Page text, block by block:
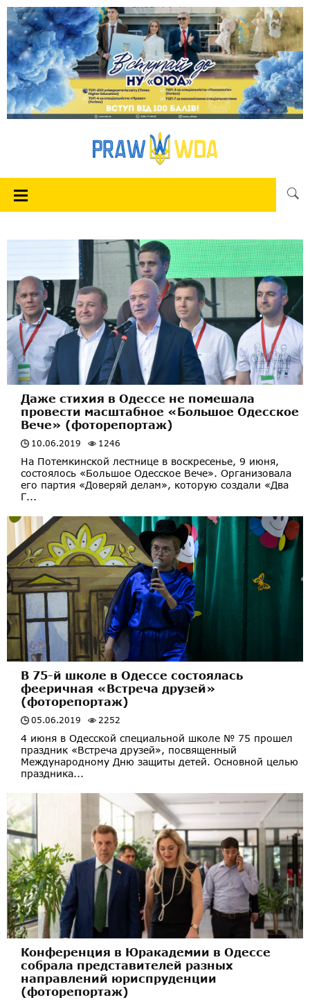
Даже стихия в Одессе не помешала
провести масштабное «Большое Одесское
Вече» (фоторепортаж)
10.06.2019 1246
На Потемкинской лестнице в воскресенье, 9 июня,
состоялось «Большое Одесское Вече». Организовала
его партия «Доверяй делам», которую создали «Два
Г...
В 75-й школе в Одессе состоялась
фееричная «Встреча друзей»
(фоторепортаж)
05.06.2019 2252
4 июня в Одесской специальной школе № 75 прошел
праздник «Встреча друзей», посвященный
Международному Дню защиты детей. Основной целью
праздника...
Конференция в Юракадемии в Одессе
собрала представителей разных
направлений юриспруденции
(фоторепортаж)